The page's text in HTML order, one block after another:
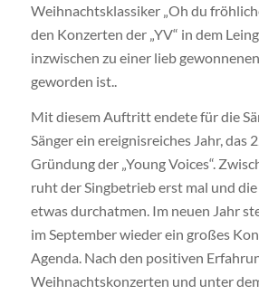
Weihnachtsklassiker „Oh du
den Konzerten der „YV“ in dem
inzwischen zu einer lieb
geworden ist..
Mit diesem Auftritt endete für die
Sänger ein ereignisreiches Jahr, das
Gründung der „Young Voices“.
ruht der Singbetrieb erst mal und
etwas durchatmen. Im neuen Jahr
im September wieder ein großes
Agenda. Nach den positiven
Weihnachtskonzerten und unter